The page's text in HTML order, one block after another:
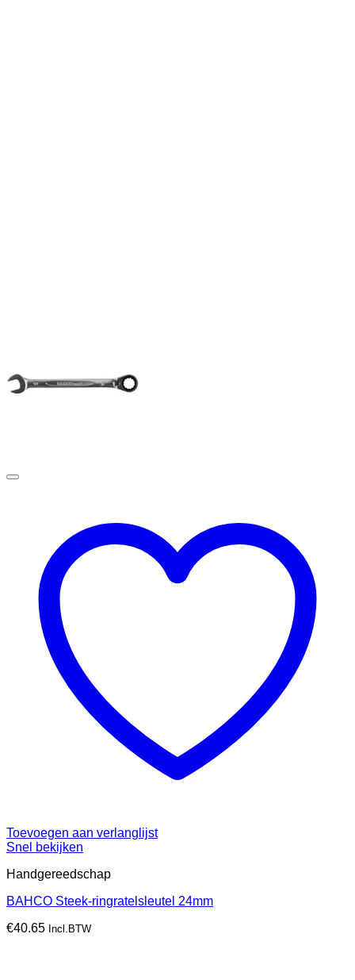
Toevoegen aan verlanglijst
Snel bekijken
Handgereedschap
BAHCO Steek-ringratelsleutel 24mm
€40.65 Incl.BTW